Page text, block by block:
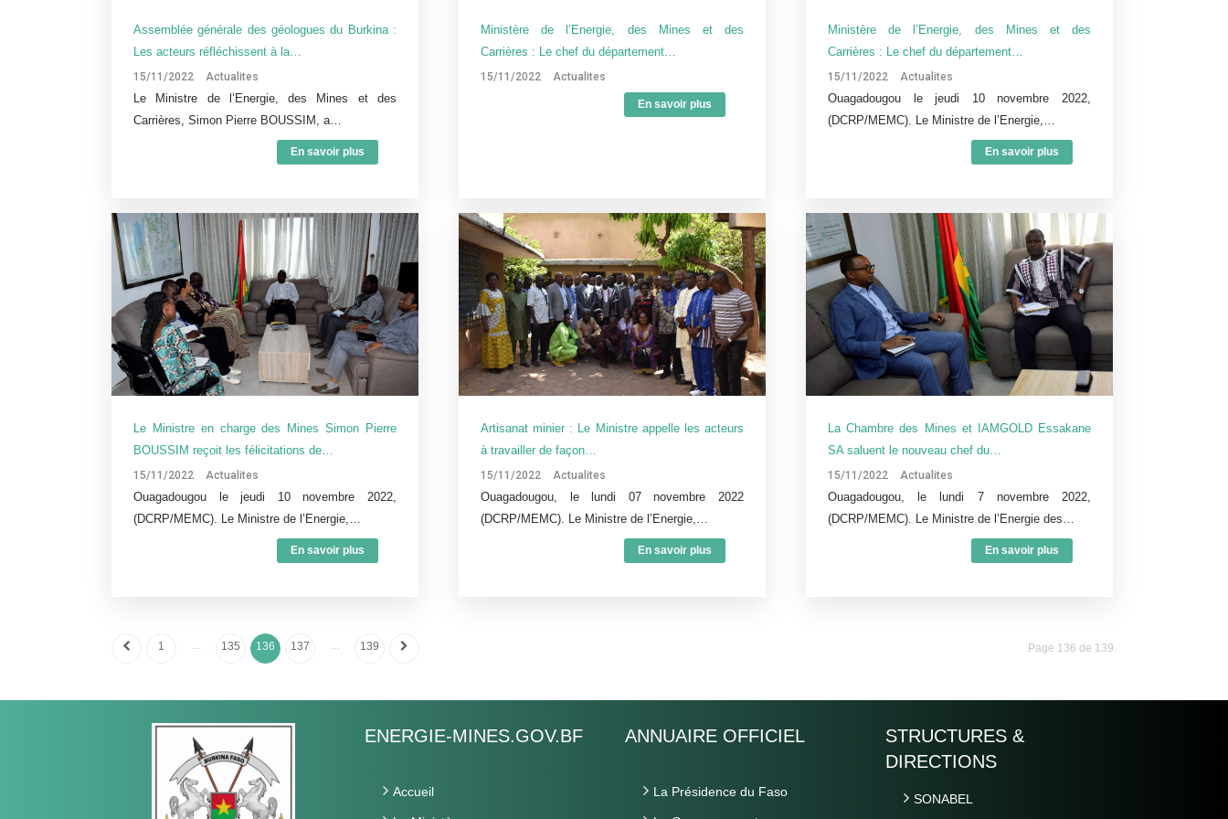
Assemblée générale des géologues du Burkina :
Les acteurs réfléchissent à la…
15/11/2022 Actualites
Le Ministre de l’Energie, des Mines et des
Carrières, Simon Pierre BOUSSIM, a…
En savoir plus
Ministère de l’Energie, des Mines et des
Carrières : Le chef du département…
15/11/2022 Actualites
En savoir plus
Ministère de l’Energie, des Mines et des
Carrières : Le chef du département…
15/11/2022 Actualites
Ouagadougou le jeudi 10 novembre 2022,
(DCRP/MEMC). Le Ministre de l’Energie,…
En savoir plus
Le Ministre en charge des Mines Simon Pierre
BOUSSIM reçoit les félicitations de…
15/11/2022 Actualites
Ouagadougou le jeudi 10 novembre 2022,
(DCRP/MEMC). Le Ministre de l’Energie,…
En savoir plus
Artisanat minier : Le Ministre appelle les acteurs
à travailler de façon…
15/11/2022 Actualites
Ouagadougou, le lundi 07 novembre 2022
(DCRP/MEMC). Le Ministre de l’Energie,…
En savoir plus
La Chambre des Mines et IAMGOLD Essakane
SA saluent le nouveau chef du…
15/11/2022 Actualites
Ouagadougou, le lundi 7 novembre 2022,
(DCRP/MEMC). Le Ministre de l’Energie des…
En savoir plus
Page 136 de 139.
1 … 135 136 137 … 139
ENERGIE-MINES.GOV.BF
Accueil
ANNUAIRE OFFICIEL
La Présidence du Faso
STRUCTURES &
DIRECTIONS
SONABEL